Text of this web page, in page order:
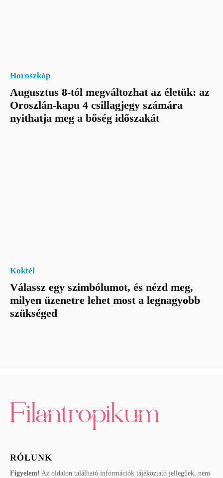
Horoszkóp
Augusztus 8-tól megváltozhat az életük: az
Oroszlán-kapu 4 csillagjegy számára
nyithatja meg a bőség időszakát
Koktél
Válassz egy szimbólumot, és nézd meg,
milyen üzenetre lehet most a legnagyobb
szükséged
RÓLUNK
Figyelem! Az oldalon található információk tájékoztató jellegűek, nem